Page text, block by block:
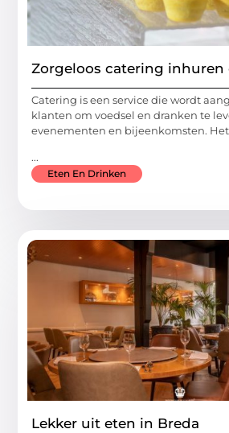
Zorgeloos catering inhuren
Catering is een service die wordt
klanten om voedsel en dranken te
evenementen en bijeenkomsten. Het
...
Eten En Drinken
Lekker uit eten in Breda